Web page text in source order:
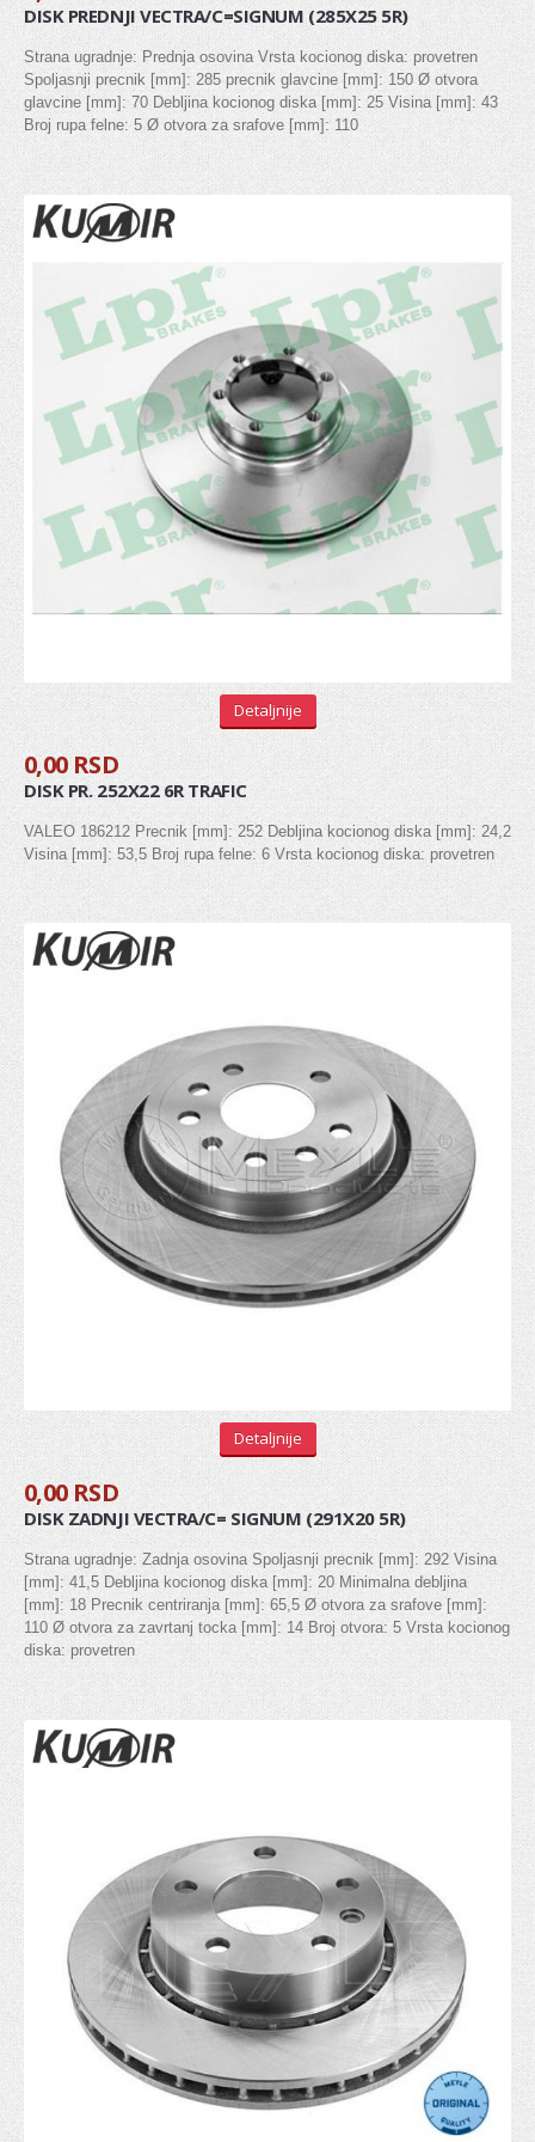
REGULATOR
ŠASIJA I UPRAVLJANJE
KOČIONI SISTEM
Diskovi
Pločice
Paknovi
Crevo kočnica
Sajla ručne
Osnovni cilindri
Glavni kočioni cilindar
Gumice kočionog cilindra
Viljuska kvacila
Set kvačila
Cilindar kvačila
Sajla kvačila
Zupčanik pedale kvačila
POGON TOČKOVA
Manžetna
Homokinetički zglob
Zglob kardana
SISTEM UPRAVLJANJA
Manžetna letve volana
Kraj letve volana (aksijalni zglob)
Glavčina točka
Ležaj točka
Rukavac
Kugla
Stabilizator
Gumice balans štangle
Viljuška
Silen blok viljuške
Ležaj zadnje torzije
AMORTIZOVANJE
Amortizeri
Šolje amortizera
DISK PREDNJI VECTRA/C=SIGNUM (285X25 5R)
Strana ugradnje: Prednja osovina Vrsta kocionog diska: provetren
Spoljasnji precnik [mm]: 285 precnik glavcine [mm]: 150 Ø otvora
glavcine [mm]: 70 Debljina kocionog diska [mm]: 25 Visina [mm]: 43
Broj rupa felne: 5 Ø otvora za srafove [mm]: 110
Detaljnije
0,00 RSD
DISK PR. 252X22 6R TRAFIC
VALEO 186212 Precnik [mm]: 252 Debljina kocionog diska [mm]: 24,2
Visina [mm]: 53,5 Broj rupa felne: 6 Vrsta kocionog diska: provetren
Detaljnije
0,00 RSD
DISK ZADNJI VECTRA/C= SIGNUM (291X20 5R)
Strana ugradnje: Zadnja osovina Spoljasnji precnik [mm]: 292 Visina
[mm]: 41,5 Debljina kocionog diska [mm]: 20 Minimalna debljina
[mm]: 18 Precnik centriranja [mm]: 65,5 Ø otvora za srafove [mm]:
110 Ø otvora za zavrtanj tocka [mm]: 14 Broj otvora: 5 Vrsta kocionog
diska: provetren